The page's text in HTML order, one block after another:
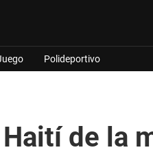
Polideportivo
de la